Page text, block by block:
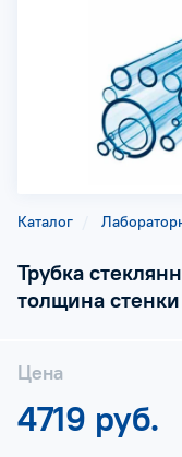
Каталог
Трубка
толщина
Цена
4719 руб.